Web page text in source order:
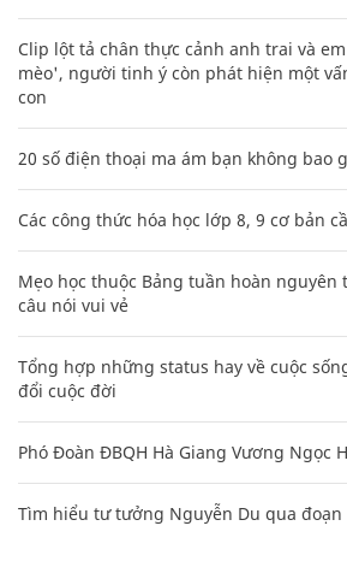
Clip lột tả chân thực cảnh anh trai và
mèo', người tinh ý còn phát hiện một
con
20 số điện thoại ma ám bạn không bao
Các công thức hóa học lớp 8, 9 cơ bản
Mẹo học thuộc Bảng tuần hoàn nguyên
câu nói vui vẻ
Tổng hợp những status hay về cuộc
đổi cuộc đời
Phó Đoàn ĐBQH Hà Giang Vương Ngọc
Tìm hiểu tư tưởng Nguyễn Du qua đoạn